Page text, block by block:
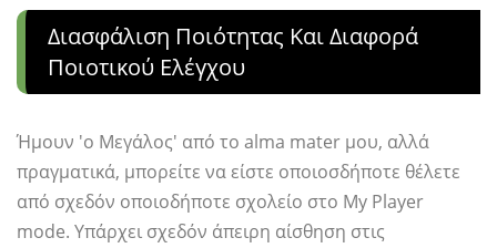
Διασφάλιση Ποιότητας Και Διαφορά
Ποιοτικού Ελέγχου
Ήμουν 'ο Μεγάλος' από το alma mater μου, αλλά
πραγματικά, μπορείτε να είστε οποιοσδήποτε θέλετε
από σχεδόν οποιοδήποτε σχολείο στο My Player
mode. Υπάρχει σχεδόν άπειρη αίσθηση στις